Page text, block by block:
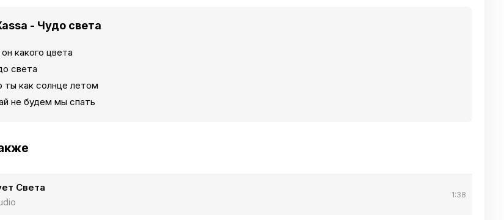
- Чудо света
какого цвета
света
как солнце летом
не будем мы спать
Света
1:38